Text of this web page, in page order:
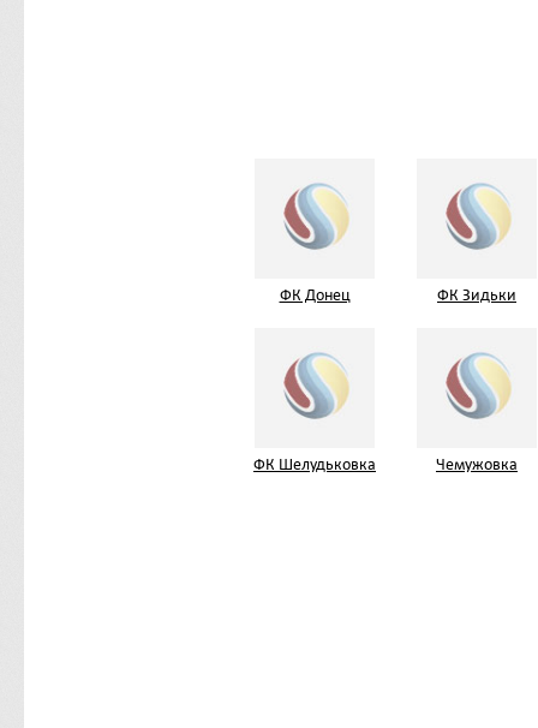
ФК Донец ФК Зидьки
ФК Шелудьковка Чемужовка